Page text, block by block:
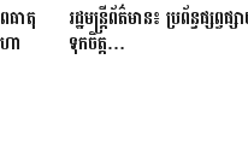
ធាតុ
ា
រដ្ឋមន្ត្រីព័ត៌មាន៖ ប្រព័ន្ធផ្សព្វ
ទុកចិត្ត…